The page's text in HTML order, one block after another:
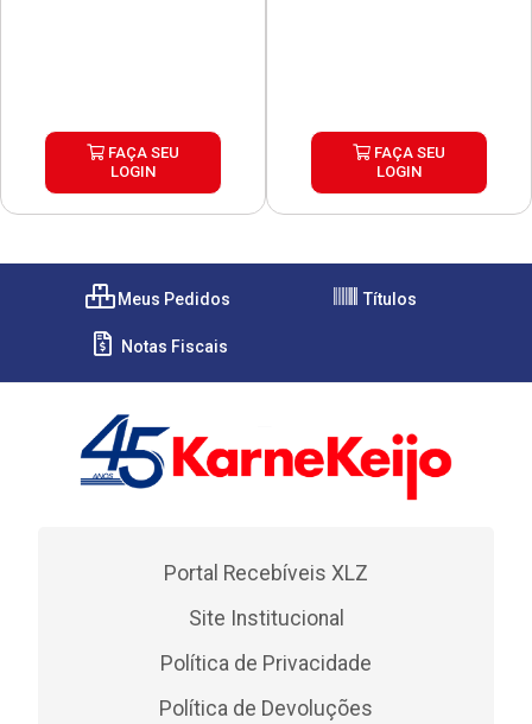
FAÇA SEU
LOGIN
FAÇA SEU
LOGIN
Meus Pedidos Títulos
Notas Fiscais
Portal Recebíveis XLZ
Site Institucional
Política de Privacidade
Política de Devoluções